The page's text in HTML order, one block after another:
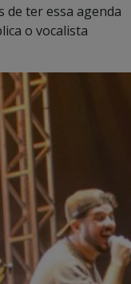
de ter essa agenda
o vocalista